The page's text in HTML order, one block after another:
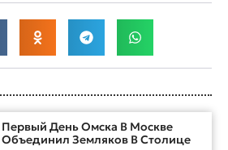
Первый День Омска В Москве
Объединил Земляков В Столице